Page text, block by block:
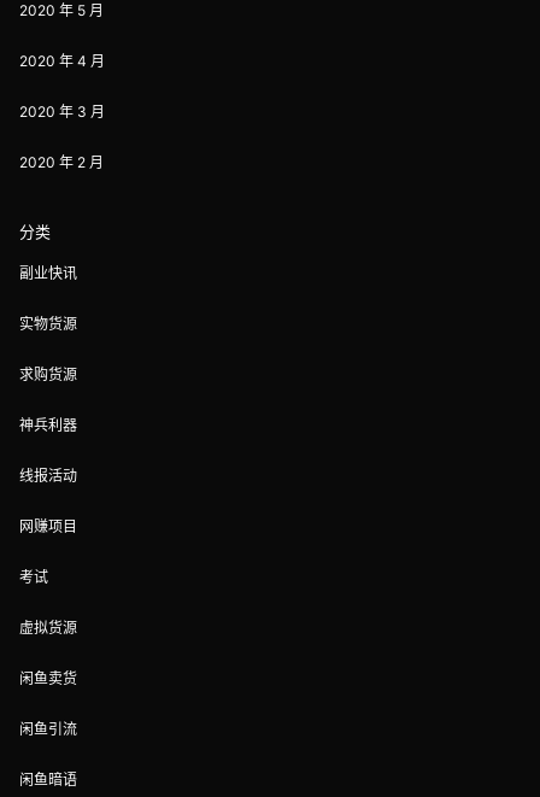
2020 年 5 月
2020 年 4 月
2020 年 3 月
2020 年 2 月
分类
副业快讯
实物货源
求购货源
神兵利器
线报活动
网赚项目
考试
虚拟货源
闲鱼卖货
闲鱼引流
闲鱼暗语